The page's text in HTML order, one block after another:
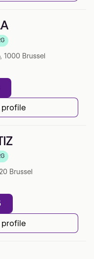
1000 Brussel
profile
Brussel
profile